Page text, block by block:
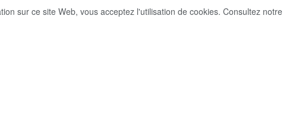
sur ce site Web, vous acceptez l'utilisation de cookies. Consultez notre